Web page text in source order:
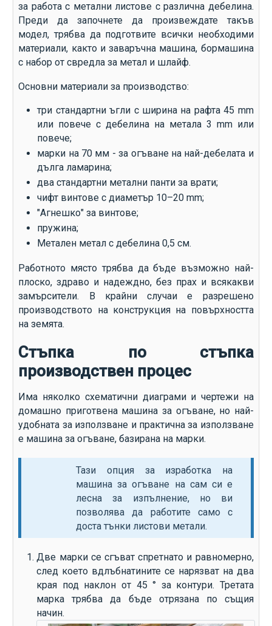
за работа с метални листове с различна дебелина.
Преди да започнете да произвеждате такъв
модел, трябва да подготвите всички необходими
материали, както и заваръчна машина, бормашина
с набор от свредла за метал и шлайф.
Основни материали за производство:
три стандартни ъгли с ширина на рафта 45 mm
или повече с дебелина на метала 3 mm или
повече;
марки на 70 мм - за огъване на най-дебелата и
дълга ламарина;
два стандартни метални панти за врати;
чифт винтове с диаметър 10–20 mm;
"Агнешко" за винтове;
пружина;
Метален метал с дебелина 0,5 см.
Работното място трябва да бъде възможно най-
плоско, здраво и надеждно, без прах и всякакви
замърсители. В крайни случаи е разрешено
производството на конструкция на повърхността
на земята.
Стъпка по стъпка
производствен процес
Има няколко схематични диаграми и чертежи на
домашно приготвена машина за огъване, но най-
удобната за използване и практична за използване
е машина за огъване, базирана на марки.
Тази опция за изработка на
машина за огъване на сам си е
лесна за изпълнение, но ви
позволява да работите само с
доста тънки листови метали.
Две марки се сгъват спретнато и равномерно,
след което вдлъбнатините се нарязват на два
края под наклон от 45 ° за контури. Третата
марка трябва да бъде отрязана по същия
начин.